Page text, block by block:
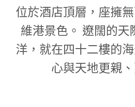
位於酒店頂層，座擁
維港景色。 遼闊的天
洋，就在四十二樓的
心與天地更親、